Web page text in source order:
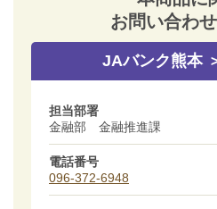
お問い合わ
JAバンク熊本
担当部署
金融部 金融推進課
電話番号
096-372-6948